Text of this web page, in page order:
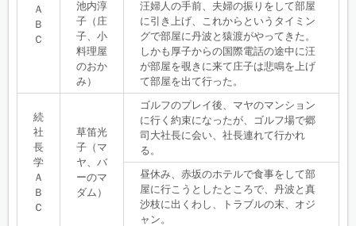
Ａ
Ｂ
Ｃ
池内淳
子（庄
子、小
料理屋
のおか
み）
汪婦人の手前、夫婦の振りをして部屋
に引き上げ、これからというタイミン
グで部屋に丹波と猿渡がやってきた。
しかも厚子からの国際電話の途中に汪
が部屋を覗きに来て庄子は悲鳴を上げ
て部屋を出て行った。
続
社
長
学
Ａ
Ｂ
Ｃ
草笛光
子（マ
ヤ、バ
ーのマ
ダム）
ゴルフのプレイ後、マヤのマンション
に行く約束になったが、ゴルフ場で郷
司大社長に会い、社長連れて行かれ
る。
昼休み、赤坂のホテルで食事をして部
屋に行こうとしたところで、丹波と真
沙枝に出くわし、トラブルの末、オジ
ャン。